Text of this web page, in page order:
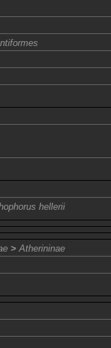
hellerii
> Atherininae